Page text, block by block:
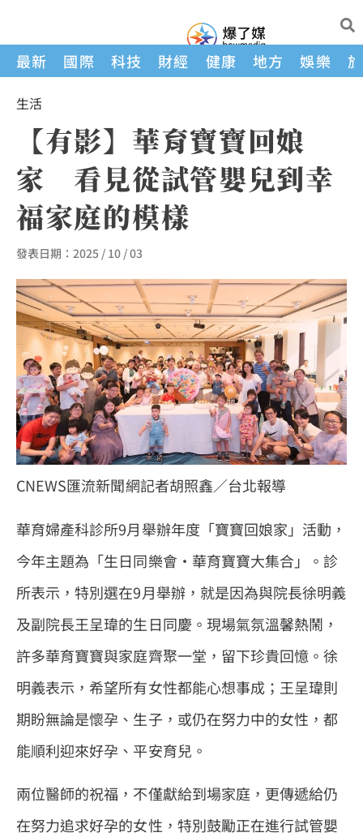
最新 國際 科技 財經 健康 地方 娛樂
生活
【有影】華育寶寶回娘
家 看見從試管嬰兒到幸
福家庭的模樣
發表日期： 2025 / 10 / 03
CNEWS匯流新聞網記者胡照鑫／台北報導
華育婦產科診所9月舉辦年度「寶寶回娘家」活動，
今年主題為「生日同樂會‧華育寶寶大集合」。診
所表示，特別選在9月舉辦，就是因為與院長徐明義
及副院長王呈瑋的生日同慶。現場氣氛溫馨熱鬧，
許多華育寶寶與家庭齊聚一堂，留下珍貴回憶。徐
明義表示，希望所有女性都能心想事成；王呈瑋則
期盼無論是懷孕、生子，或仍在努力中的女性，都
能順利迎來好孕、平安育兒。
兩位醫師的祝福，不僅獻給到場家庭，更傳遞給仍
在努力追求好孕的女性，特別鼓勵正在進行試管嬰